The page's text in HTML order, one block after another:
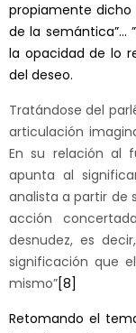
propiamente
de la semántica”…
la opacidad de lo
del deseo.
Tratándose del
articulación
En su relación al
apunta al
analista a partir de
acción
desnudez, es
significación que
mismo”[8]
Retomando el